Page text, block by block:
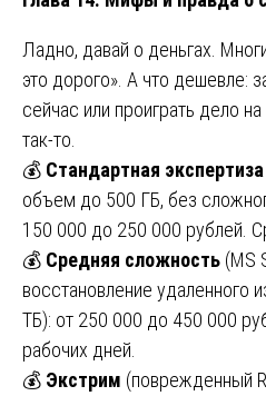
Ладно, давай о деньгах.
это дорого». А что дешевле:
сейчас или проиграть дело
так-то.
💰 Стандартная экспертиза
объем до 500 ГБ, без
150 000 до 250 000 рублей.
💰 Средняя сложность (MS
восстановление удаленного
ТБ): от 250 000 до 450 000
рабочих дней.
💰 Экстрим (поврежденный